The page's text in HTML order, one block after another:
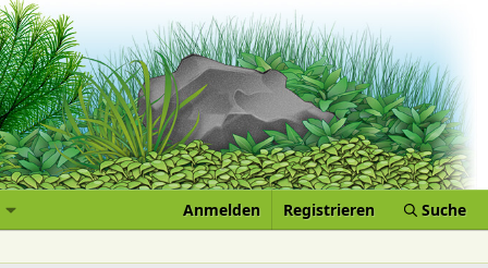
Anmelden Registrieren Suche